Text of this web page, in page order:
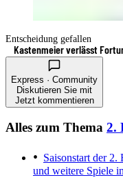
Entscheidung gefallen
Kastenmeier verlässt
Express · Community
Diskutieren Sie mit
Jetzt kommentieren
Alles zum Thema 2.
Saisonstart der 2.
und weitere Spiele